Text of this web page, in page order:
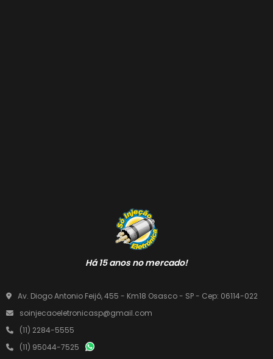
Há 15 anos no mercado!
Av. Diogo Antonio Feijó, 455 - Km18 Osasco - SP - Cep: 06114-022
soinjecaoeletronicasp@gmail.com
(11) 2284-5555
(11) 95044-7525